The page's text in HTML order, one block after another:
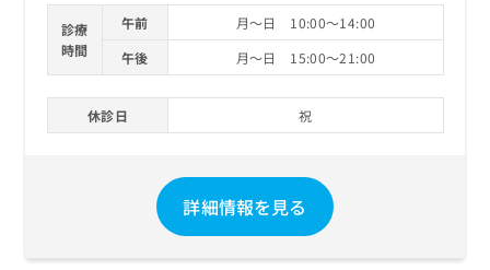
診療
時間
午前
月～日 10:00～14:00
午後
月～日 15:00～21:00
休診日 祝
詳細情報を見る